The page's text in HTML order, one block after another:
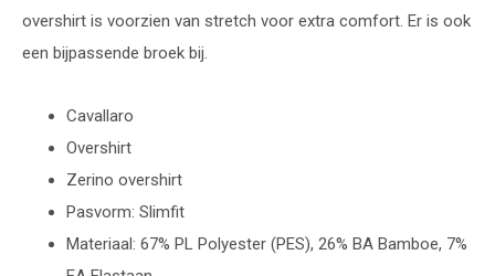
overshirt is voorzien van stretch voor extra comfort. Er is ook
een bijpassende broek bij.
Cavallaro
Overshirt
Zerino overshirt
Pasvorm: Slimfit
Materiaal: 67% PL Polyester (PES), 26% BA Bamboe, 7%